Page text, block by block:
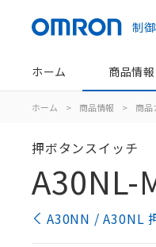
制
ホーム 商品情報
ホーム > 商品情報 > 商品
押ボタンスイッチ
A30NL-
A30NN / A30NL